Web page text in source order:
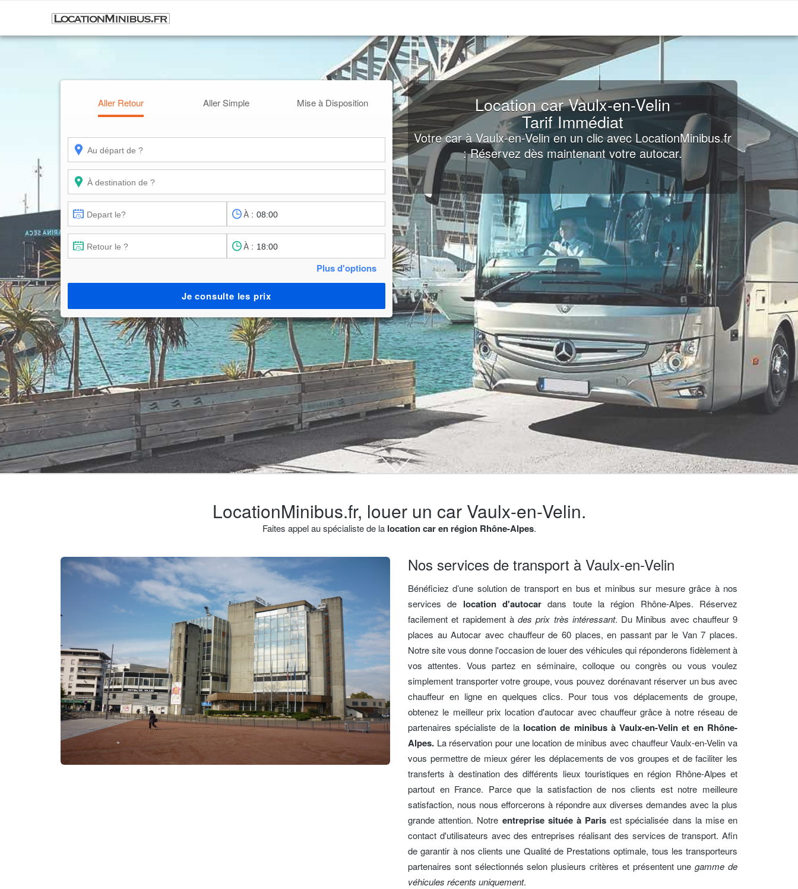
Location car Vaulx-en-Velin
Tarif Immédiat
Votre car à Vaulx-en-Velin en un clic avec LocationMinibus.fr
: Réservez dès maintenant votre autocar.
Aller Retour Aller Simple Mise à Disposition
À :
À :
Plus d'options
Je consulte les prix
LocationMinibus.fr, louer un car Vaulx-en-Velin.
Faites appel au spécialiste de la location car en région Rhône-Alpes.
Nos services de transport à Vaulx-en-Velin
Bénéficiez d’une solution de transport en bus et minibus sur mesure grâce à nos
services de location d'autocar dans toute la région Rhône-Alpes. Réservez
facilement et rapidement à des prix très intéressant. Du Minibus avec chauffeur 9
places au Autocar avec chauffeur de 60 places, en passant par le Van 7 places.
Notre site vous donne l'occasion de louer des véhicules qui réponderons fidèlement à
vos attentes. Vous partez en séminaire, colloque ou congrès ou vous voulez
simplement transporter votre groupe, vous pouvez dorénavant réserver un bus avec
chauffeur en ligne en quelques clics. Pour tous vos déplacements de groupe,
obtenez le meilleur prix location d'autocar avec chauffeur grâce à notre réseau de
partenaires spécialiste de la location de minibus à Vaulx-en-Velin et en Rhône-
Alpes. La réservation pour une location de minibus avec chauffeur Vaulx-en-Velin va
vous permettre de mieux gérer les déplacements de vos groupes et de faciliter les
transferts à destination des différents lieux touristiques en région Rhône-Alpes et
partout en France. Parce que la satisfaction de nos clients est notre meilleure
satisfaction, nous nous efforcerons à répondre aux diverses demandes avec la plus
grande attention. Notre entreprise située à Parisest spécialisée dans la mise en
contact d'utilisateurs avec des entreprises réalisant des services de transport. Afin
de garantir à nos clients une Qualité de Prestations optimale, tous les transporteurs
partenaires sont sélectionnés selon plusieurs critères et présentent unegamme de
véhicules récents uniquement.